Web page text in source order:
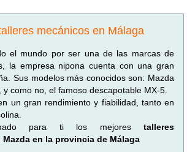
mecánicos en Málaga
el mundo por ser una de las marcas de
la empresa nipona cuenta con una gran
Sus modelos más conocidos son: Mazda
y como no, el famoso descapotable MX-5.
un gran rendimiento y fiabilidad, tanto en
para ti los mejores talleres
en la provincia de Málaga